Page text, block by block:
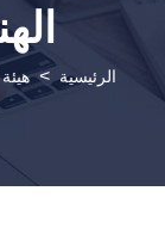
الرئيسية >